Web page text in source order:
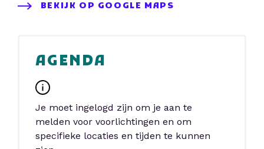
BEKIJK OP GOOGLE MAPS
AGENDA
Je moet ingelogd zijn om je aan te
melden voor voorlichtingen en om
specifieke locaties en tijden te kunnen